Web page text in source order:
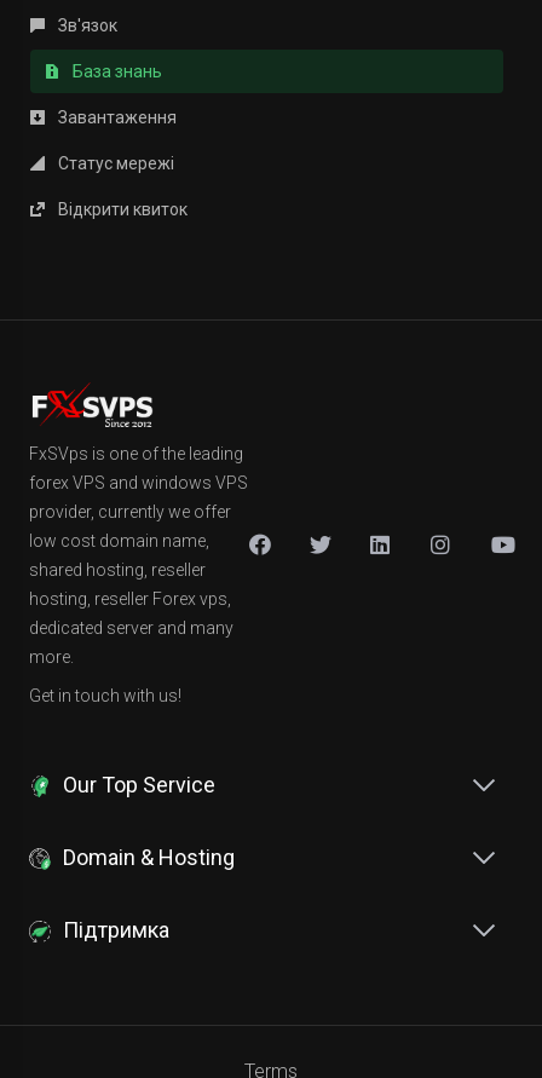
Зв'язок
База знань
Завантаження
Статус мережі
Відкрити квиток
FxSVps is one of the leading
forex VPS and windows VPS
provider, currently we offer
low cost domain name,
shared hosting, reseller
hosting, reseller Forex vps,
dedicated server and many
more.
Get in touch with us!
Our Top Service
Domain & Hosting
Підтримка
Terms